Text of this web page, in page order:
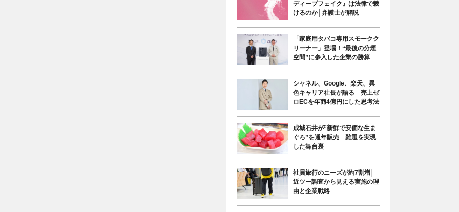
ディープフェイク』は法律で裁
けるのか│弁護士が解説
「家庭用タバコ専用スモークク
リーナー」登場！“最後の分煙
空間”に参入した企業の勝算
シャネル、Google、楽天、異
色キャリア社長が語る 売上ゼ
ロECを年商4億円にした思考法
成城石井が”新鮮で安価な生ま
ぐろ”を通年販売 難題を実現
した舞台裏
社員旅行のニーズが約7割増│
近ツー調査から見える実施の理
由と企業戦略